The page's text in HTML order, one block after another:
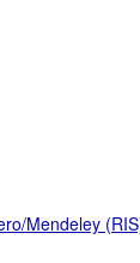
Mendeley